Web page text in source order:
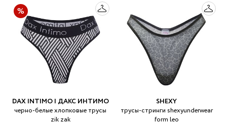
DAX INTIMO | ДАКС ИНТИМО
черно-белые хлопковые трусы
zik zak
SHEXY
трусы-стринги shexyunderwear
form leo